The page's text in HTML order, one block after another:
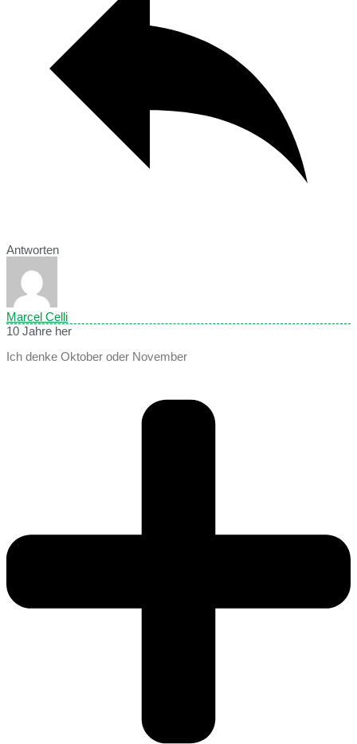
Antworten
Marcel Celli
10 Jahre her
Ich denke Oktober oder November